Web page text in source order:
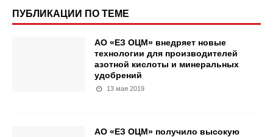
ПУБЛИКАЦИИ ПО ТЕМЕ
АО «ЕЗ ОЦМ» внедряет новые
технологии для производителей
азотной кислоты и минеральных
удобрений
13 мая 2019
АО «ЕЗ ОЦМ» получило высокую